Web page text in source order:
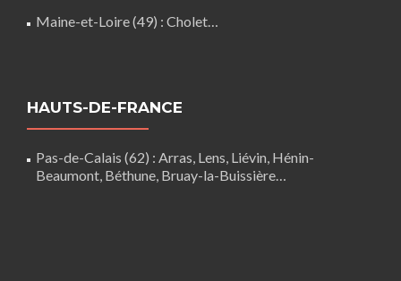
Maine-et-Loire (49) : Cholet…
HAUTS-DE-FRANCE
Pas-de-Calais (62) : Arras, Lens, Liévin, Hénin-
Beaumont, Béthune, Bruay-la-Buissière…